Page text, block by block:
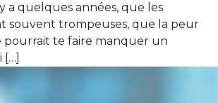
a quelques années, que les
souvent trompeuses, que la peur
pourrait te faire manquer un
[…]